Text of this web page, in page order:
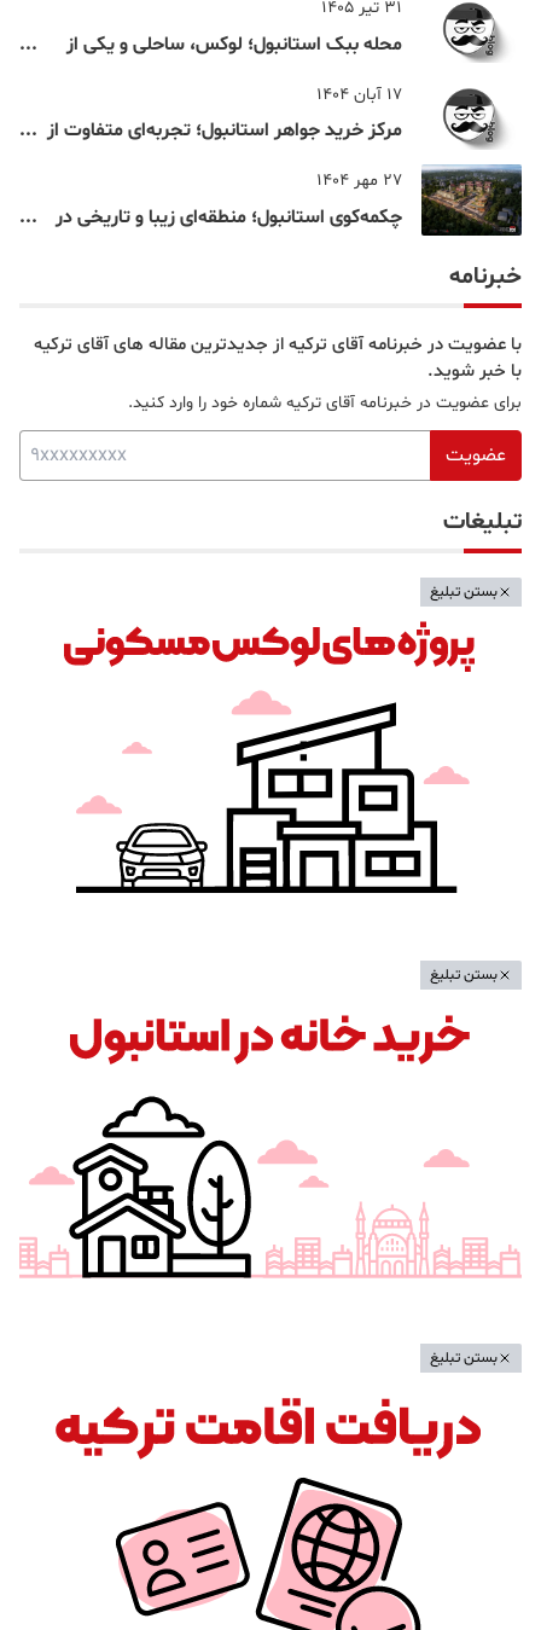
31 تیر 1405
محله ببک استانبول؛ لوکس، ساحلی و یکی از
17 آبان 1404
مرکز خرید جواهر استانبول؛ تجربه‌ای متفاوت از
27 مهر 1404
چکمه‌کوی استانبول؛ منطقه‌ای زیبا و تاریخی در
خبرنامه
با عضویت در خبرنامه آقای ترکیه از جدیدترین مقاله های آقای ترکیه
با خبر شوید.
برای عضویت در خبرنامه آقای ترکیه شماره خود را وارد کنید.
عضویت
تبلیغات
بستن تبلیغ
بستن تبلیغ
بستن تبلیغ